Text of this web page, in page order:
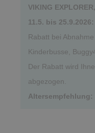
VIKING
11.5. bis 25.9.2026:
Rabatt bei
Kinderbusse,
Der Rabatt wird
abgezogen.
Altersempfehlung: